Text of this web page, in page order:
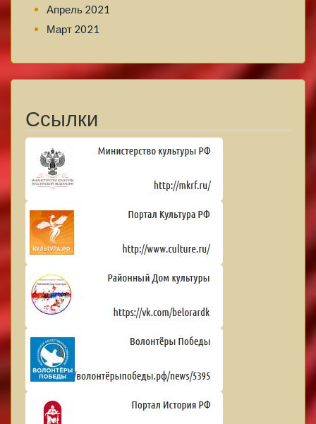
Апрель 2021
Март 2021
Ссылки